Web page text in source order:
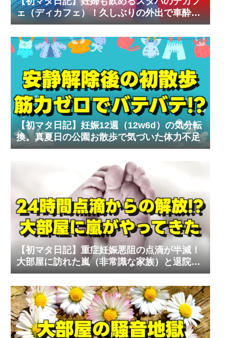
ェ（ディカフェ）！久しぶりの外出で車酔い
の試練
【初マタ日記】妊娠12週（12w6d）の気分転
換。真夏日の公園お散歩で気づいた体力不足
【初マタ日記】重症妊娠悪阻の点滴が半減！
大部屋に訪れた嵐（非常識な家族）と退院の
リアル